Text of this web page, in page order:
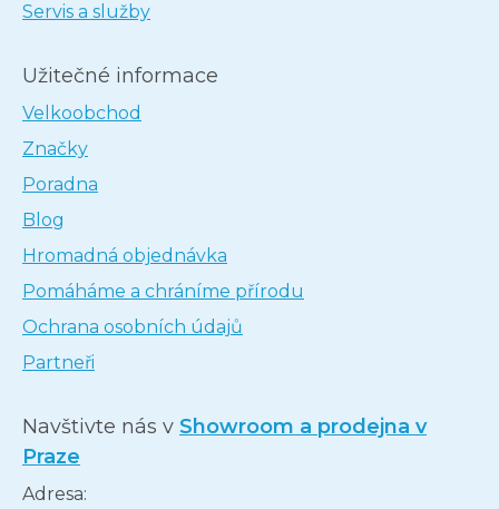
Servis a služby
Užitečné informace
Velkoobchod
Značky
Poradna
Blog
Hromadná objednávka
Pomáháme a chráníme přírodu
Ochrana osobních údajů
Partneři
Navštivte nás v Showroom a prodejna v
Praze
Adresa: